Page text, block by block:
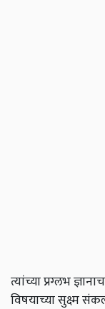
त्यांच्या प्रग्लभ
विषयाच्या सुक्ष्म